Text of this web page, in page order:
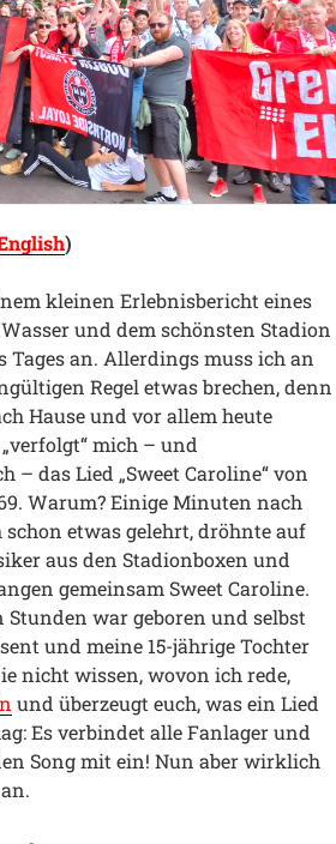
)
kleinen Erlebnisbericht eines
und dem schönsten Stadion
an. Allerdings muss ich an
Regel etwas brechen, denn
Hause und vor allem heute
mich – und
das Lied „Sweet Caroline“ von
Warum? Einige Minuten nach
schon etwas gelehrt, dröhnte auf
aus den Stadionboxen und
gemeinsam Sweet Caroline.
war geboren und selbst
und meine 15-jährige Tochter
nicht wissen, wovon ich rede,
und überzeugt euch, was ein Lied
Es verbindet alle Fanlager und
Song mit ein! Nun aber wirklich